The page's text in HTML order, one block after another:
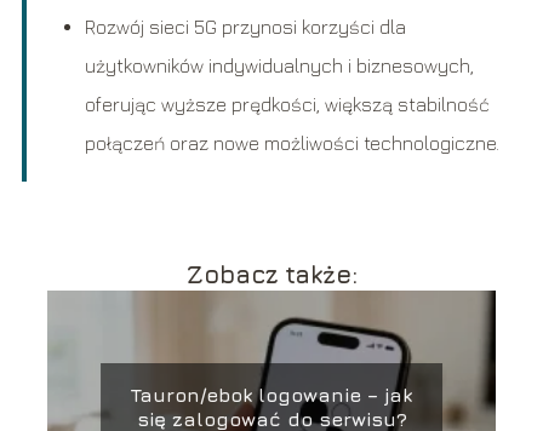
Rozwój sieci 5G przynosi korzyści dla
użytkowników indywidualnych i biznesowych,
oferując wyższe prędkości, większą stabilność
połączeń oraz nowe możliwości technologiczne.
Zobacz także:
Tauron/ebok logowanie – jak
się zalogować do serwisu?